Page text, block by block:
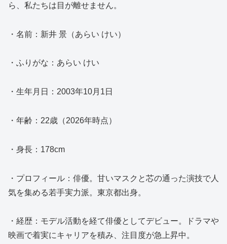
ら、私たちは目が離せません。
・名前：新井 景（あらい けい）
・ふりがな：あらい けい
・生年月日：2003年10月1日
・年齢：22歳（2026年時点）
・身長：178cm
・プロフィール：俳優。甘いマスクと芯の通った演技で人
気を集める若手実力派。東京都出身。
・経歴：モデル活動を経て俳優としてデビュー。ドラマや
映画で着実にキャリアを積み、注目度が急上昇中。